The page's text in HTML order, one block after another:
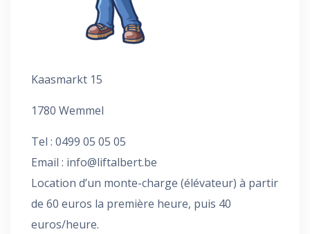
Kaasmarkt 15
1780 Wemmel
Tel : 0499 05 05 05
Email : info@liftalbert.be
Location d’un monte-charge (élévateur) à partir
de 60 euros la première heure, puis 40
euros/heure.